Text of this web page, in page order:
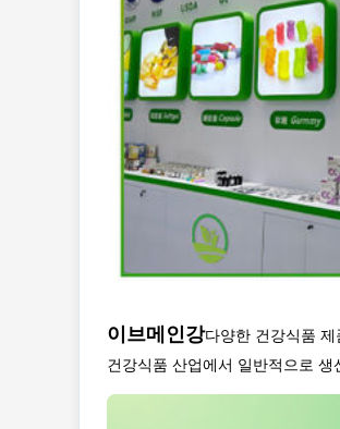
이브메인강다양한 건강식품
건강식품 산업에서 일반적으로